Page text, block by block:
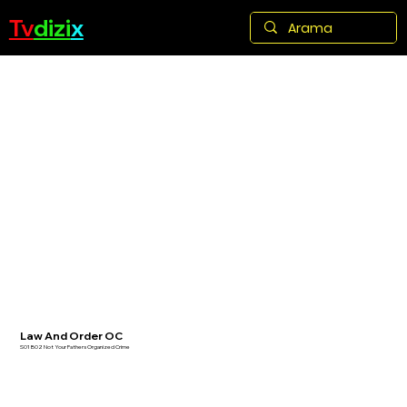
Tvdizix
Law And Order OC
S01 B02 Not Your Fathers Organized Crime